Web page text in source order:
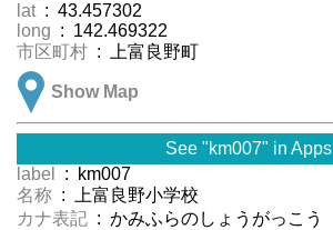
lat : 43.457302
long : 142.469322
市区町村 : 上富良野町
Show Map
See "km007" in Apps
label
: km007
名称 : 上富良野小学校
カナ表記 : かみふらのしょうがっこう